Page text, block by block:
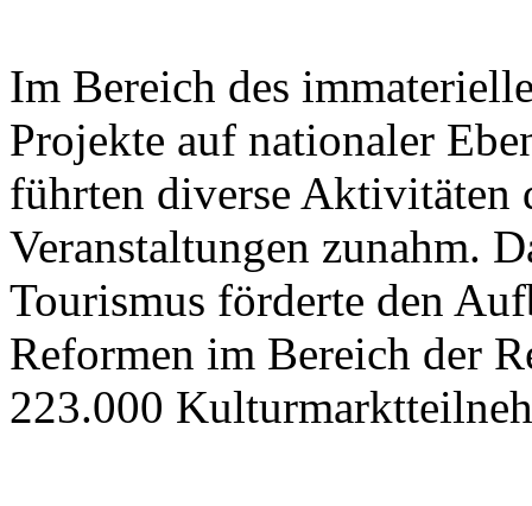
Im Bereich des
Projekte auf nationaler
führten diverse Aktivitäten
Veranstaltungen zunahm.
Tourismus förderte den
Reformen im Bereich der
223.000